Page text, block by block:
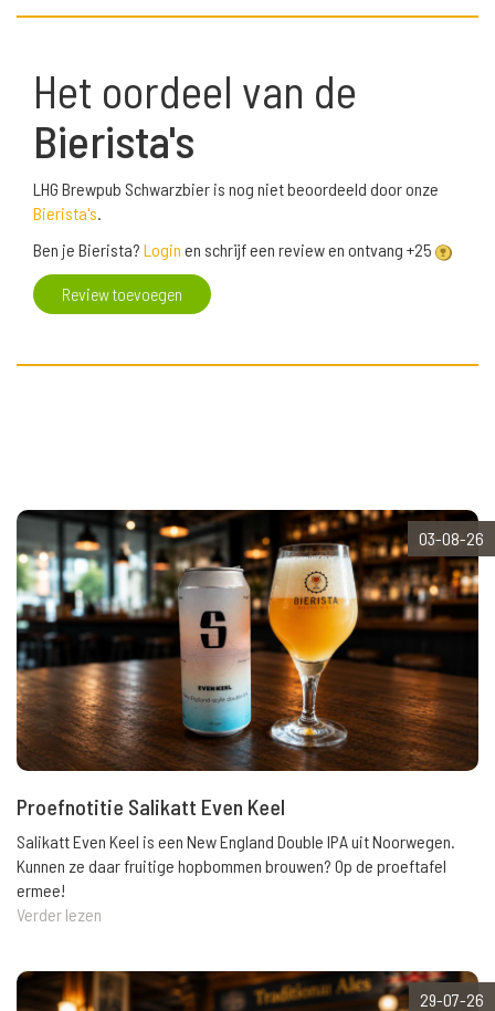
Het oordeel van de
Bierista's
LHG Brewpub Schwarzbier is nog niet beoordeeld door onze
Bierista's.
Ben je Bierista? Login en schrijf een review en ontvang +25
Review toevoegen
03-08-26
Proefnotitie Salikatt Even Keel
Salikatt Even Keel is een New England Double IPA uit Noorwegen.
Kunnen ze daar fruitige hopbommen brouwen? Op de proeftafel
ermee!
Verder lezen
29-07-26